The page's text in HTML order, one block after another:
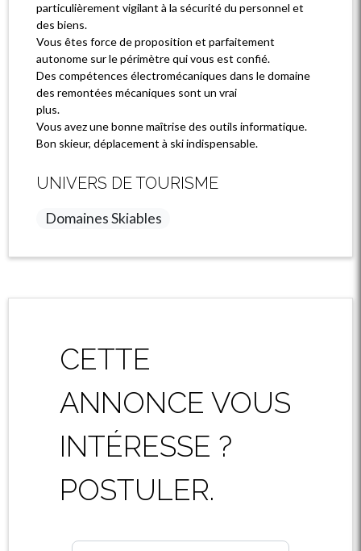
particulièrement vigilant à la sécurité du personnel et
des biens.
Vous êtes force de proposition et parfaitement
autonome sur le périmètre qui vous est confié.
Des compétences électromécaniques dans le domaine
des remontées mécaniques sont un vrai
plus.
Vous avez une bonne maîtrise des outils informatique.
Bon skieur, déplacement à ski indispensable.
UNIVERS DE TOURISME
Domaines Skiables
CETTE
ANNONCE VOUS
INTÉRESSE ?
POSTULER.